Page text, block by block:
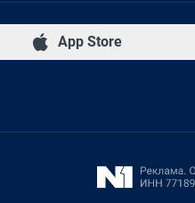
App Store